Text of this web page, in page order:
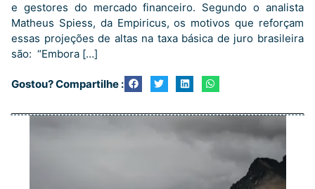
e gestores do mercado financeiro. Segundo o analista
Matheus Spiess, da Empiricus, os motivos que reforçam
essas projeções de altas na taxa básica de juro brasileira
são: “Embora […]
Gostou? Compartilhe :